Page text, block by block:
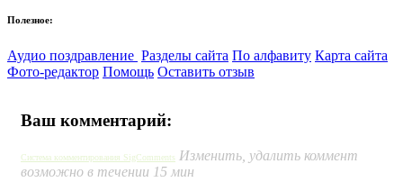
Полезное:
Аудио поздравление Разделы сайта По алфавиту Карта сайта
Фото-редактор Помощь Оставить отзыв
Ваш комментарий:
Система комментирования SigComments Изменить, удалить коммент
возможно в течении 15 мин